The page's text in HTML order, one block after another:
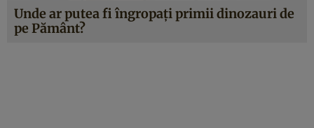
Unde ar putea fi îngropați primii dinozauri de
pe Pământ?